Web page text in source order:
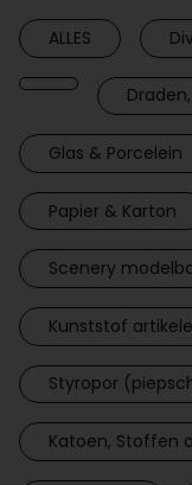
ALLES
Glas & Porcelein
Papier & Karton
Scenery
Kunststof
Styropor
Katoen, Stoffen